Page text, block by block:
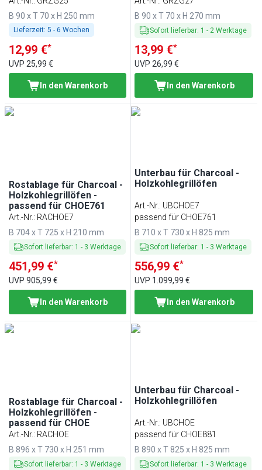
B 90 x T 70 x H 250 mm
Lieferzeit: 5 - 6 Wochen
12,99 €*
UVP 25,99 €
In den Warenkorb
B 90 x T 70 x H 270 mm
Sofort lieferbar: 1 - 2 Werktage
13,99 €*
UVP26,99 €
In den Warenkorb
Rostablage für Charcoal -
Holzkohlegrillöfen -
passend für CHOE761
Art.-Nr.: RACHOE7
B 704 x T 725 x H 210 mm
Sofort lieferbar: 1 - 3 Werktage
451,99 €*
UVP 905,99 €
In den Warenkorb
Unterbau für Charcoal -
Holzkohlegrillöfen
Art.-Nr.: UBCHOE7
passend für CHOE761
B 710 x T 730 x H 825 mm
Sofort lieferbar: 1 - 3 Werktage
556,99 €*
UVP 1.099,99 €
In den Warenkorb
Rostablage für Charcoal -
Holzkohlegrillöfen -
passend für CHOE
Art.-Nr.: RACHOE
B 896 x T 730 x H 251 mm
Sofort lieferbar: 1 - 3 Werktage
Unterbau für Charcoal -
Holzkohlegrillöfen
Art.-Nr.: UBCHOE
passend für CHOE881
B 890 x T 825 x H 825 mm
Sofort lieferbar: 1 - 3 Werktage